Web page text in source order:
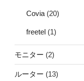
Covia (20)
freetel (1)
モニター (2)
ルーター (13)